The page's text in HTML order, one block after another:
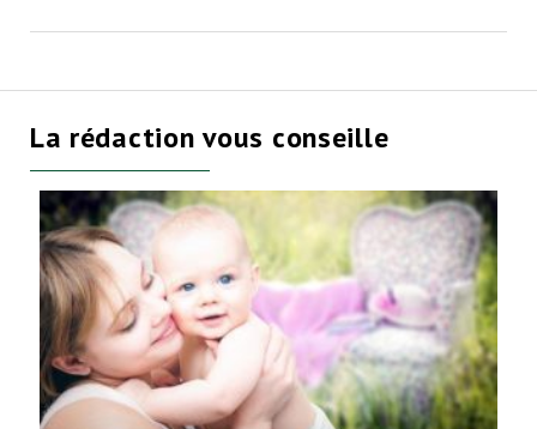
La rédaction vous conseille